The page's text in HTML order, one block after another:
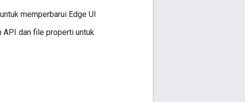
untuk memperbarui Edge UI
API dan file properti untuk